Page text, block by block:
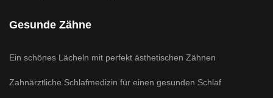
Gesunde Zähne
Ein schönes Lächeln mit perfekt ästhetischen Zähnen
Zahnärztliche Schlafmedizin für einen gesunden Schlaf